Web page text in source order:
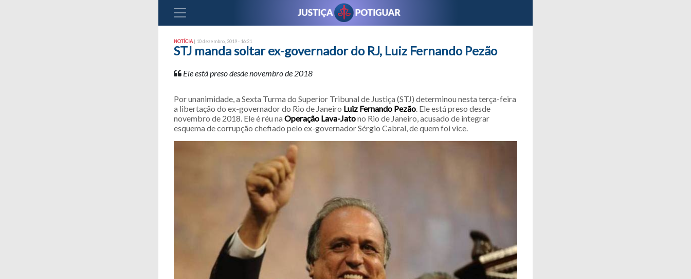
NOTÍCIA | 10 dezembro, 2019 - 16:21
STJ manda soltar ex-governador do RJ, Luiz Fernando Pezão
Ele está preso desde novembro de 2018
Por unanimidade, a Sexta Turma do Superior Tribunal de Justiça (STJ) determinou nesta terça-feira
a libertação do ex-governador do Rio de Janeiro Luiz Fernando Pezão. Ele está preso desde
novembro de 2018. Ele é réu na Operação Lava-Jatono Rio de Janeiro, acusado de integrar
esquema de corrupção chefiado pelo ex-governador Sérgio Cabral, de quem foi vice.